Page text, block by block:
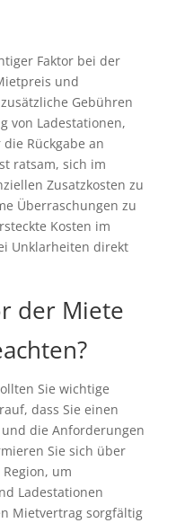
Faktor bei der
und
Gebühren
von Ladestationen,
Rückgabe an
ratsam, sich im
Zusatzkosten zu
Überraschungen zu
Kosten im
Unklarheiten direkt
der Miete
Sie wichtige
dass Sie einen
die Anforderungen
Sie sich über
um
Ladestationen
Mietvertrag sorgfältig